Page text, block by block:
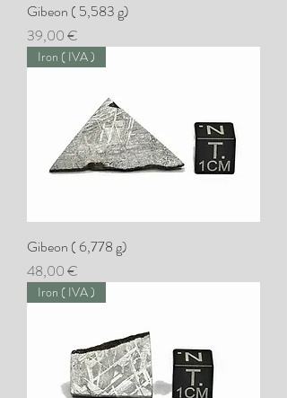
Gibeon ( 5,583 g)
Preis
39,00 €
Iron ( IVA )
Gibeon ( 6,778 g)
Preis
48,00 €
Iron ( IVA )